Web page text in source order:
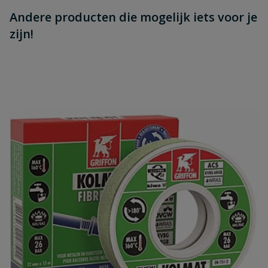
Andere producten die mogelijk iets voor je
zijn!